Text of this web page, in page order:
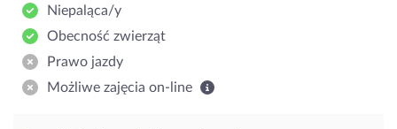
Niepaląca/y
Obecność zwierząt
Prawo jazdy
Możliwe zajęcia on-line